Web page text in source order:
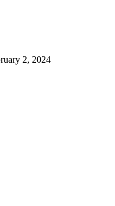
2, 2024